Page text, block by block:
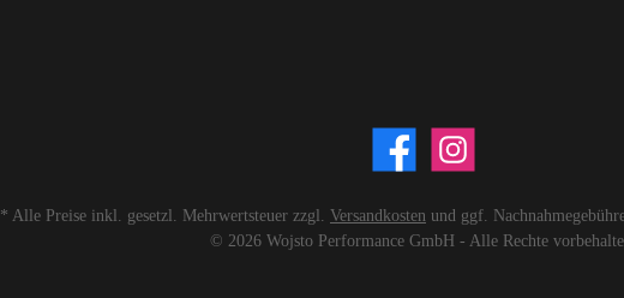
* Alle Preise inkl. gesetzl. Mehrwertsteuer zzgl. Versandkosten und ggf.
© 2026 Wojsto Performance GmbH - Alle Rechte